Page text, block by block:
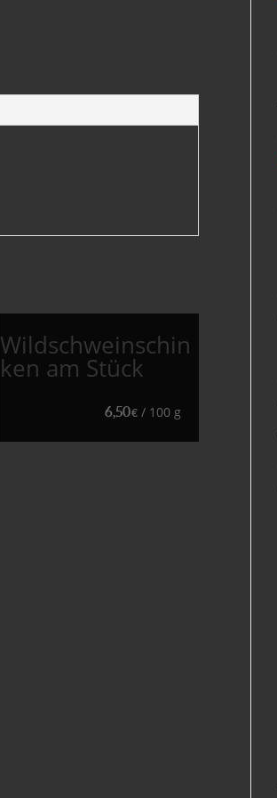
Wildschweinschin
ken am Stück
6,50€/ 100 g